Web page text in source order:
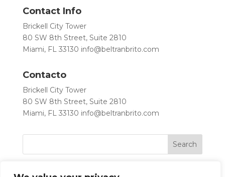
Contact Info
Brickell City Tower
80 SW 8th Street, Suite 2810
Miami, FL 33130 info@beltranbrito.com
Contacto
Brickell City Tower
80 SW 8th Street, Suite 2810
Miami, FL 33130 info@beltranbrito.com